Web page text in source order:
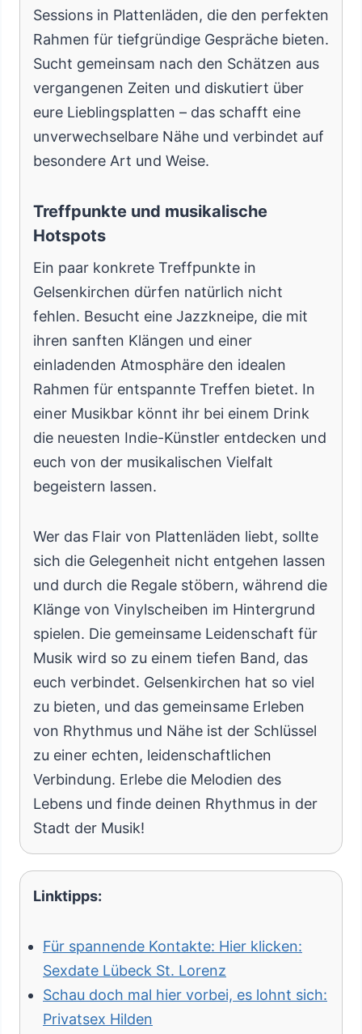
Sessions in Plattenläden, die den perfekten
Rahmen für tiefgründige Gespräche bieten.
Sucht gemeinsam nach den Schätzen aus
vergangenen Zeiten und diskutiert über
eure Lieblingsplatten – das schafft eine
unverwechselbare Nähe und verbindet auf
besondere Art und Weise.
Treffpunkte und musikalische
Hotspots
Ein paar konkrete Treffpunkte in
Gelsenkirchen dürfen natürlich nicht
fehlen. Besucht eine Jazzkneipe, die mit
ihren sanften Klängen und einer
einladenden Atmosphäre den idealen
Rahmen für entspannte Treffen bietet. In
einer Musikbar könnt ihr bei einem Drink
die neuesten Indie-Künstler entdecken und
euch von der musikalischen Vielfalt
begeistern lassen.
Wer das Flair von Plattenläden liebt, sollte
sich die Gelegenheit nicht entgehen lassen
und durch die Regale stöbern, während die
Klänge von Vinylscheiben im Hintergrund
spielen. Die gemeinsame Leidenschaft für
Musik wird so zu einem tiefen Band, das
euch verbindet. Gelsenkirchen hat so viel
zu bieten, und das gemeinsame Erleben
von Rhythmus und Nähe ist der Schlüssel
zu einer echten, leidenschaftlichen
Verbindung. Erlebe die Melodien des
Lebens und finde deinen Rhythmus in der
Stadt der Musik!
Linktipps:
Für spannende Kontakte: Hier klicken:
Sexdate Lübeck St. Lorenz
Schau doch mal hier vorbei, es lohnt sich:
Privatsex Hilden